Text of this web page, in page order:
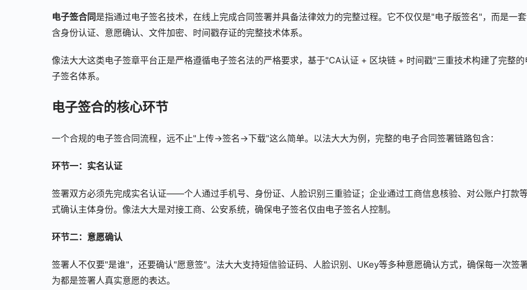
电子签合同是指通过电子签名技术，在线上完成合同签署并具备法律效力的完整过程。它不仅仅是"电子版签名"，而是一
含身份认证、意愿确认、文件加密、时间戳存证的完整技术体系。
像法大大这类电子签章平台正是严格遵循电子签名法的严格要求，基于"CA认证 + 区块链 + 时间戳"三重技术构建了完整的
子签名体系。
电子签合的核心环节
一个合规的电子签合同流程，远不止"上传→签名→下载"这么简单。以法大大为例，完整的电子合同签署链路包含：
环节一：实名认证
签署双方必须先完成实名认证——个人通过手机号、身份证、人脸识别三重验证；企业通过工商信息核验、对公账户打款
式确认主体身份。像法大大是对接工商、公安系统，确保电子签名仅由电子签名人控制。
环节二：意愿确认
签署人不仅要"是谁"，还要确认"愿意签"。法大大支持短信验证码、人脸识别、UKey等多种意愿确认方式，确保每一次签
为都是签署人真实意愿的表达。